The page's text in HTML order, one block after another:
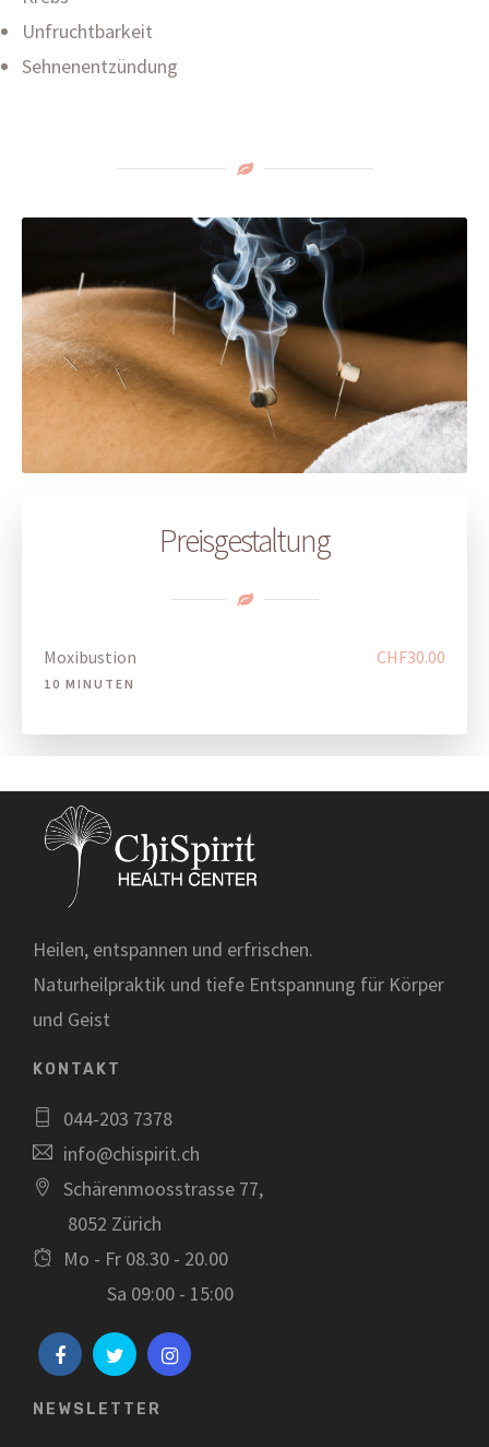
Unfruchtbarkeit
Sehnenentzündung
Preisgestaltung
Moxibustion CHF30.00
10 MINUTEN
Heilen, entspannen und erfrischen.
Naturheilpraktik und tiefe Entspannung für Körper
und Geist
KONTAKT
044-203 7378
info@chispirit.ch
Schärenmoosstrasse 77,
8052 Zürich
Mo - Fr 08.30 - 20.00
Sa 09:00 - 15:00
NEWSLETTER